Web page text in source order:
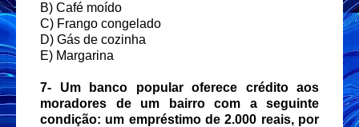
B) Café moído
C) Frango congelado
D) Gás de cozinha
E) Margarina
7- Um banco popular oferece crédito aos
moradores de um bairro com a seguinte
condição: um empréstimo de 2.000 reais, por